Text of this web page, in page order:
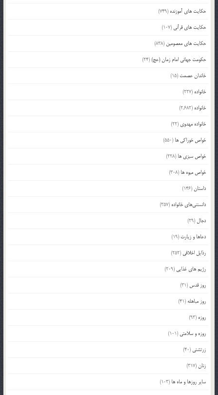
حکایت های آموزنده (749)
حکایت های قرآنی (107)
حکایت های معصومین (838)
حکومت جهانی امام زمان (عج)(24)
خاندان عصمت (15)
خانواده (227)
خانواده (2,682)
خانواده مهدوی (22)
خواص خوراکی ها (550)
خواص سبزی ها (228)
خواص میوه ها (308)
داستان (146)
دانستنی‌های خانواده (357)
دجال (29)
دعاها و زیارت (19)
رذایل اخلاقی (252)
رژیم های غذایی (209)
روز قدس (31)
روز مباهله (41)
روزه (93)
روزه و سلامتی (101)
زرتشتی (40)
زنان (317)
سایر روزها و ماه ها (103)